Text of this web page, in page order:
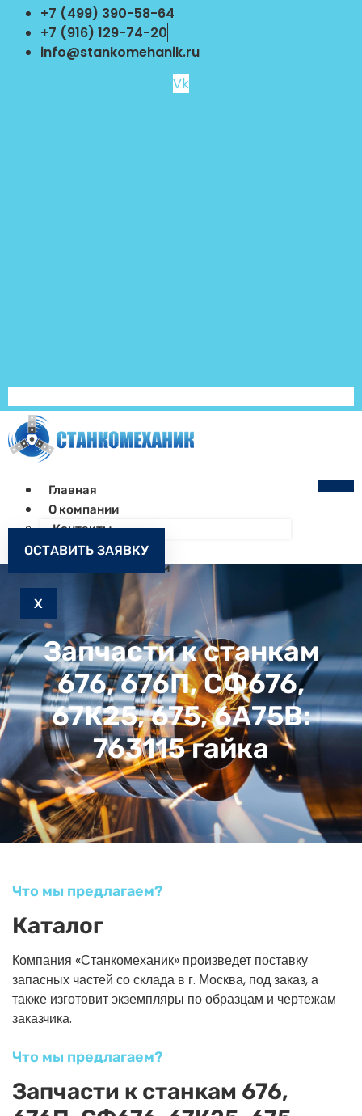
Перейти
содержимому
+7 (499) 390-58-64
+7 (916) 129-74-20
info@stankomehanik.ru
Vk
Главная
О компании
Контакты
Как заказать
Запчасти к станкам
X
ОСТАВИТЬ ЗАЯВКУ
Запчасти к станкам
676, 676П, СФ676,
67К25, 675, 6А75В:
763115 гайка
Что мы предлагаем?
Каталог
Компания «Станкомеханик» произведет поставку
запасных частей со склада в г. Москва, под заказ, а
также изготовит экземпляры по образцам и чертежам
заказчика.
Что мы предлагаем?
Запчасти к станкам 676,